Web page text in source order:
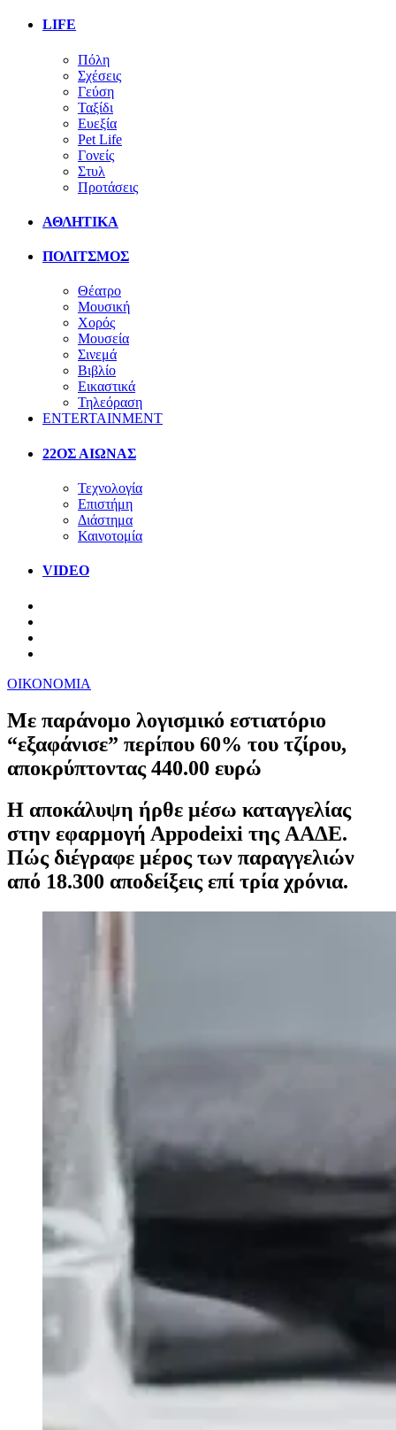
LIFE
Πόλη
Σχέσεις
Γεύση
Ταξίδι
Ευεξία
Pet Life
Γονείς
Στυλ
Προτάσεις
ΑΘΛΗΤΙΚΑ
ΠΟΛΙΤΣΜΟΣ
Θέατρο
Μουσική
Χορός
Μουσεία
Σινεμά
Βιβλίο
Εικαστικά
Τηλεόραση
ENTERTAINMENT
22ΟΣ ΑΙΩΝΑΣ
Τεχνολογία
Επιστήμη
Διάστημα
Καινοτομία
VIDEO
ΟΙΚΟΝΟΜΙΑ
Με παράνομο λογισμικό εστιατόριο
“εξαφάνισε” περίπου 60% του τζίρου,
αποκρύπτοντας 440.00 ευρώ
Η αποκάλυψη ήρθε μέσω καταγγελίας
στην εφαρμογή Αppodeixi της AAΔΕ.
Πώς διέγραφε μέρος των παραγγελιών
από 18.300 αποδείξεις επί τρία χρόνια.